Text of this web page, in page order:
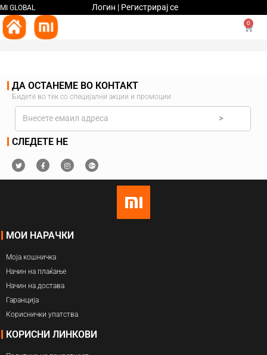
MI GLOBAL Логин | Регистрирај се
0
ДА ОСТАНЕМЕ ВО КОНТАКТ
Бидете во тек со специјални акции и промоции
>
СЛЕДЕТЕ НЕ
МОИ НАРАЧКИ
Моја кошничка
Начин на плаќање
Начин на достава
Гаранција
Кориснички упатства
КОРИСНИ ЛИНКОВИ